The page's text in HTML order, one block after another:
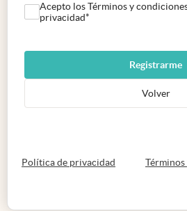
Acepto los Términos y
privacidad*
Registrarme
Volver
Política de privacidad abre en nueva